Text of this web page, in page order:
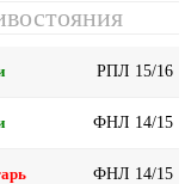
РПЛ 15/16
ФНЛ 14/15
ФНЛ 14/15